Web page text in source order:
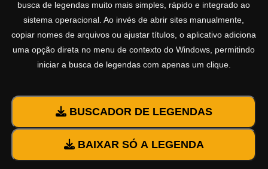
busca de legendas muito mais simples, rápido e integrado ao
sistema operacional. Ao invés de abrir sites manualmente,
copiar nomes de arquivos ou ajustar títulos, o aplicativo adiciona
uma opção direta no menu de contexto do Windows, permitindo
iniciar a busca de legendas com apenas um clique.
BUSCADOR DE LEGENDAS
BAIXAR SÓ A LEGENDA